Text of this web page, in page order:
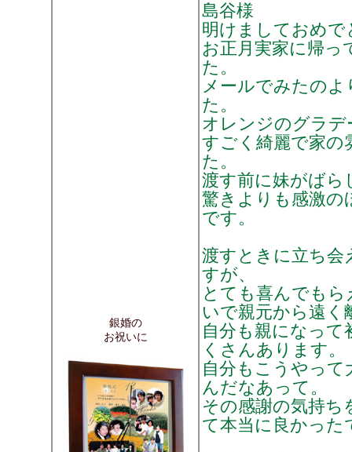
銀婚の
お祝いに
島谷様
明けましておめ
お正月実家に帰っ
た。
メールでみたの
た。
オレンジのグラデ
すごく綺麗で家の
た。
渡す前に妹がばら
驚きよりも感激の
です。
渡すときに立ち会
すが、
とても喜んでも
いで親元から遠く
自分も親になっ
くさんあります。
自分もこうやっ
んだなあって。
その感謝の気持ち
て本当に良かった